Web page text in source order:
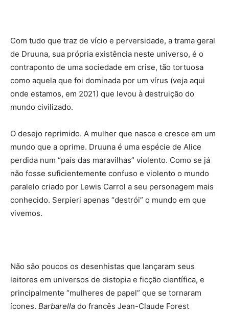
Com tudo que traz de vício e perversidade, a trama geral
de Druuna, sua própria existência neste universo, é o
contraponto de uma sociedade em crise, tão tortuosa
como aquela que foi dominada por um vírus (veja aqui
onde estamos, em 2021) que levou à destruição do
mundo civilizado.
O desejo reprimido. A mulher que nasce e cresce em um
mundo que a oprime. Druuna é uma espécie de Alice
perdida num “país das maravilhas” violento. Como se já
não fosse suficientemente confuso e violento o mundo
paralelo criado por Lewis Carrol a seu personagem mais
conhecido. Serpieri apenas “destrói” o mundo em que
vivemos.
Não são poucos os desenhistas que lançaram seus
leitores em universos de distopia e ficção científica, e
principalmente “mulheres de papel” que se tornaram
ícones. Barbarella do francês Jean-Claude Forest